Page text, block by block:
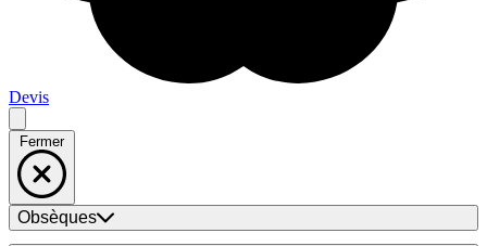
Devis
Fermer
Obsèques